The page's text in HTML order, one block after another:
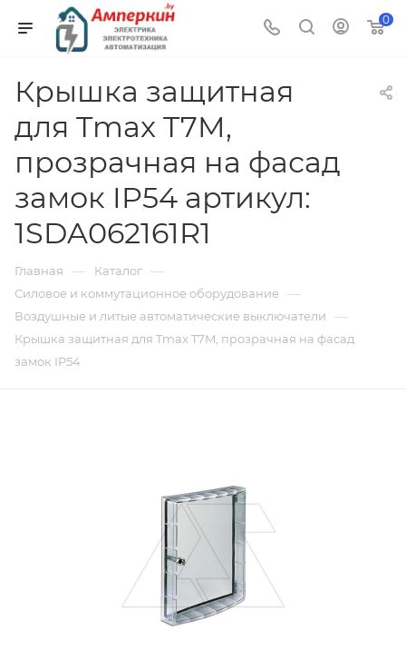
0
Крышка защитная
для Tmax T7M,
прозрачная на фасад
замок IP54 артикул:
1SDA062161R1
Главная — Каталог —
Силовое и коммутационное оборудование —
Воздушные и литые автоматические выключатели —
Крышка защитная для Tmax T7M, прозрачная на фасад
замок IP54